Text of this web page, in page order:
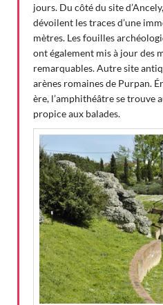
jours. Du côté du site
dévoilent les traces d’une
mètres. Les fouilles
ont également mis à jour des
remarquables. Autre site
arènes romaines de Purpan.
ère, l’amphithéâtre se trouve
propice aux balades.